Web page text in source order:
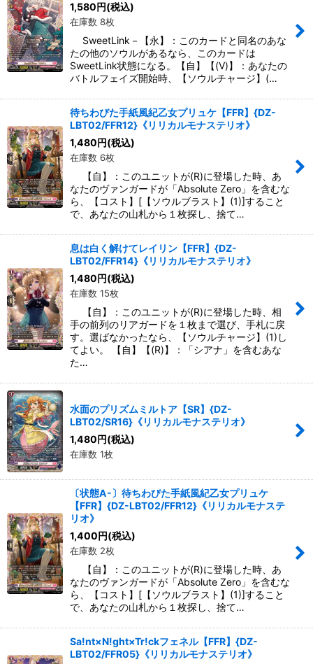
1,580円(税込)
在庫数 8枚
SweetLink－【永】：このカードと同名のあな
たの他のソウルがあるなら、このカードは
SweetLink状態になる。【自】【(V)】：あなたの
バトルフェイズ開始時、【ソウルチャージ】(…
待ちわびた手紙風紀乙女プリュケ【FFR】{DZ-
LBT02/FFR12}《リリカルモナステリオ》
1,480円(税込)
在庫数 6枚
【自】：このユニットが(R)に登場した時、あ
なたのヴァンガードが「Absolute Zero」を含むな
ら、【コスト】[【ソウルブラスト】(1)]すること
で、あなたの山札から１枚探し、捨て…
息は白く解けてレイリン【FFR】{DZ-
LBT02/FFR14}《リリカルモナステリオ》
1,480円(税込)
在庫数 15枚
【自】：このユニットが(R)に登場した時、相
手の前列のリアガードを１枚まで選び、手札に戻
す。選ばなかったなら、【ソウルチャージ】(1)し
てよい。 【自】【(R)】：「シアナ」を含むあな
た…
水面のプリズムミルトア【SR】{DZ-
LBT02/SR16}《リリカルモナステリオ》
1,480円(税込)
在庫数 1枚
〔状態A-〕待ちわびた手紙風紀乙女プリュケ
【FFR】{DZ-LBT02/FFR12}《リリカルモナステ
リオ》
1,400円(税込)
在庫数 2枚
【自】：このユニットが(R)に登場した時、あ
なたのヴァンガードが「Absolute Zero」を含むな
ら、【コスト】[【ソウルブラスト】(1)]すること
で、あなたの山札から１枚探し、捨て…
Sa!nt×N!ght×Tr!ckフェネル【FFR】{DZ-
LBT02/FFR05}《リリカルモナステリオ》